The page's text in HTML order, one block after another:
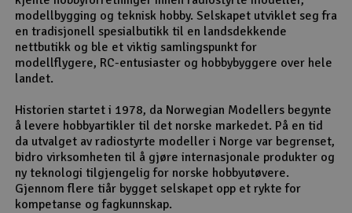
modellbygging og teknisk hobby. Selskapet utviklet seg fra
en tradisjonell spesialbutikk til en landsdekkende
nettbutikk og ble et viktig samlingspunkt for
modellflygere, RC-entusiaster og hobbybyggere over hele
landet.
Historien startet i 1978, da Norwegian Modellers begynte
å levere hobbyartikler til det norske markedet. På en tid
da utvalget av radiostyrte modeller i Norge var begrenset,
bidro virksomheten til å gjøre internasjonale produkter og
ny teknologi tilgjengelig for norske hobbyutøvere.
Gjennom flere tiår bygget selskapet opp et rykte for
kompetanse og fagkunnskap.